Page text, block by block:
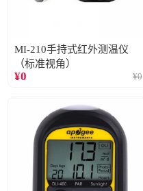
MI-210手持式红外测温仪
（标准视角）
¥0 ¥0